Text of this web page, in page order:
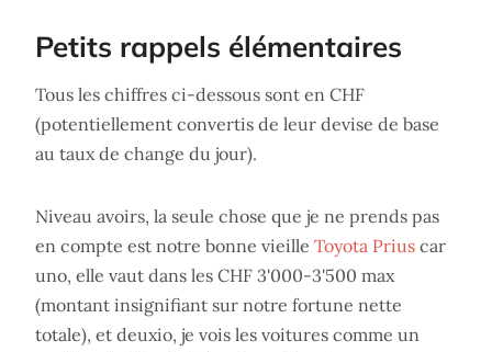
Petits rappels élémentaires
Tous les chiffres ci-dessous sont en CHF
(potentiellement convertis de leur devise de base
au taux de change du jour).
Niveau avoirs, la seule chose que je ne prends pas
en compte est notre bonne vieille Toyota Prius car
uno, elle vaut dans les CHF 3'000-3'500 max
(montant insignifiant sur notre fortune nette
totale), et deuxio, je vois les voitures comme un